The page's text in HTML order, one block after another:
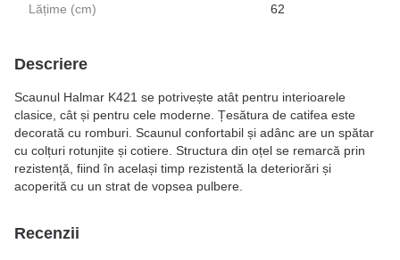
Lățime (cm) 62
Descriere
Scaunul Halmar K421 se potrivește atât pentru interioarele
clasice, cât și pentru cele moderne. Țesătura de catifea este
decorată cu romburi. Scaunul confortabil și adânc are un spătar
cu colțuri rotunjite și cotiere. Structura din oțel se remarcă prin
rezistență, fiind în același timp rezistentă la deteriorări și
acoperită cu un strat de vopsea pulbere.
Recenzii